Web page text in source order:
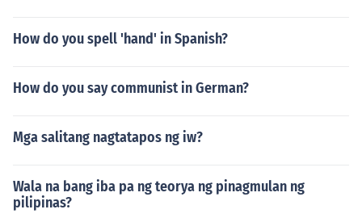
How do you spell 'hand' in Spanish?
How do you say communist in German?
Mga salitang nagtatapos ng iw?
Wala na bang iba pa ng teorya ng pinagmulan ng
pilipinas?